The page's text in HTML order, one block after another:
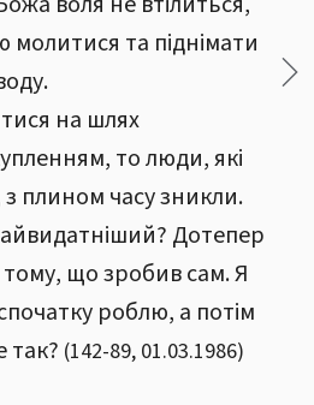
молитися та піднімати
на шлях
то люди, які
з плином часу зникли.
Дотепер
тому, що зробив сам. Я
роблю, а потім
так? (142-89, 01.03.1986)